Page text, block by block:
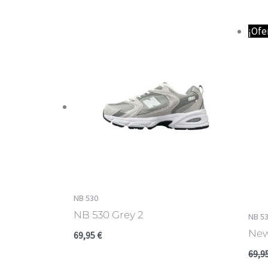
NB 530
NB 530 Grey 2
69,95€
NB